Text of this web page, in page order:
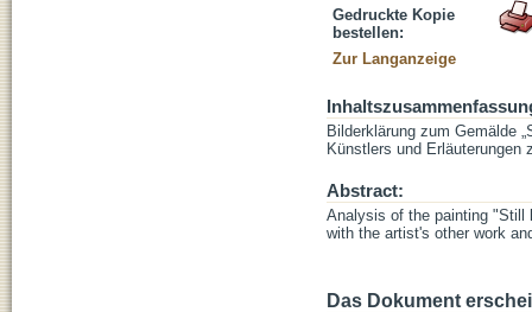
Gedruckte Kopie
bestellen:
Zur Langanzeige
Bilderklärung zum Gemälde
Künstlers und Erläuterungen
Abstract:
Analysis of the painting
with the artist's other work
Das Dokument